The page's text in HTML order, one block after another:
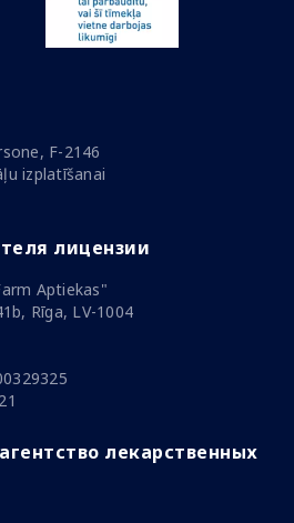
F-2146
izplatīšanai
лицензии
Aptiekas"
Rīga, LV-1004
лекарственных